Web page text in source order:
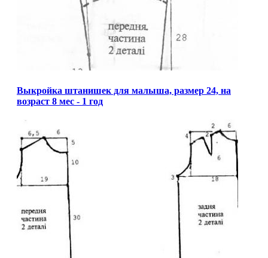
Выкройка штанишек для малыша, размер 24, на
возраст 8 мес - 1 год